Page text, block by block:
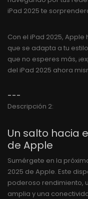
iPad 2025 te
Con el iPad 2025,
que se adapta a tu
que no esperes más,
del iPad 2025 ahora
---
Descripción 2:
Un salto hacia
de Apple
Sumérgete en la
2025 de Apple. Este
poderoso rendimiento,
amplia y una